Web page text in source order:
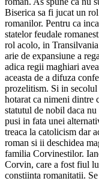
Biserica sa fi jucat un
romanilor. Pentru ca
statelor feudale
rol acolo, in
arie de expansiune a
adica regii maghiari
aceasta de a difuza
prozelitism. Si in
hotarat ca nimeni dintre
statutul de nobil daca
pusi in fata unei
treaca la catolicism dar
roman si ii deschidea
familia Corvinestilor.
Corvin, care a fost fiul
constiinta romanitatii.